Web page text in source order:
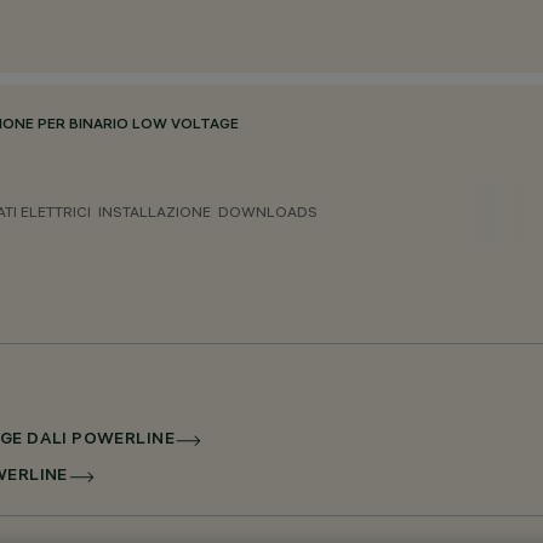
PER BINARIO LOW VOLTAGE
ELETTRICI INSTALLAZIONE DOWNLOADS
DALI POWERLINE